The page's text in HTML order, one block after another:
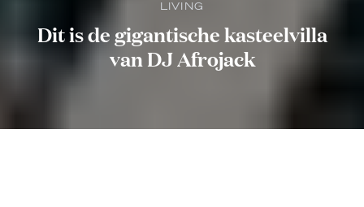
LIVING
Dit is de gigantische kasteelvilla
van DJ Afrojack